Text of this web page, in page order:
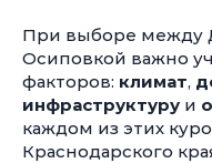
При выборе между
Осиповкой важно
факторов: климат,
инфраструктуру и
каждом из этих
Краснодарского